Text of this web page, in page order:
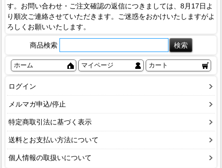
す。お問い合わせ・ご注文確認の返信につきましては、8月17日よ
り順次ご連絡させていただきます。ご迷惑をおかけいたしますがよ
ろしくお願いいたします。
商品検索
ホーム マイページ カート
ログイン
メルマガ申込/停止
特定商取引法に基づく表示
送料とお支払い方法について
個人情報の取扱いについて